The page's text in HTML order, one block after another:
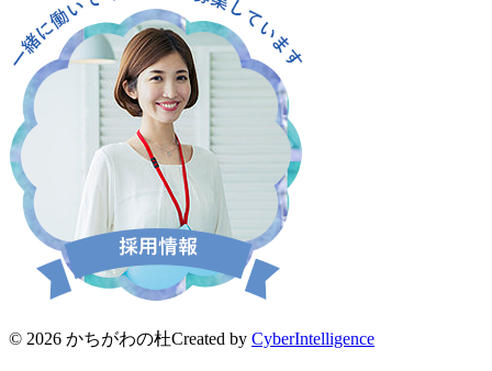
© 2026 かちがわの杜Created by CyberIntelligence